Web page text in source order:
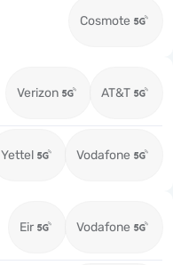
Cosmote
Verizon AT&T
Yettel Vodafone
Eir Vodafone